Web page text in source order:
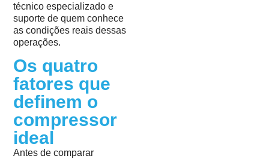
técnico especializado e
suporte de quem conhece
as condições reais dessas
operações.
Os quatro
fatores que
definem o
compressor
ideal
Antes de comparar